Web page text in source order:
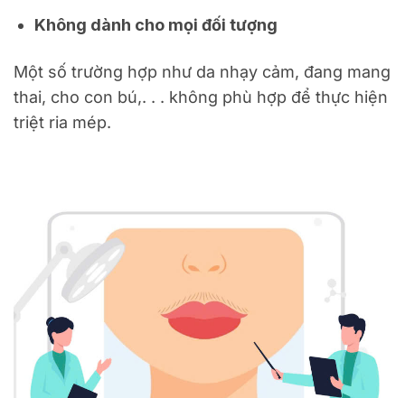
Không dành cho mọi đối tượng
Một số trường hợp như da nhạy cảm, đang mang
thai, cho con bú,. . . không phù hợp để thực hiện
triệt ria mép.